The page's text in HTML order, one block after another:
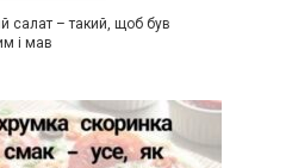
салат – такий, щоб був
і мав